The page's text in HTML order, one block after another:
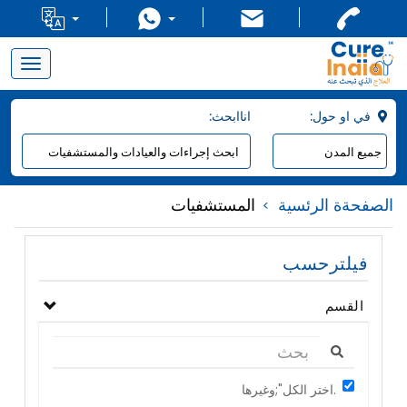
Toggle
navigation
:اناابحث
الصفحةة الرئسية المستشفيات
فيلترحسب
القسم
اختر الكل";وغيرها.